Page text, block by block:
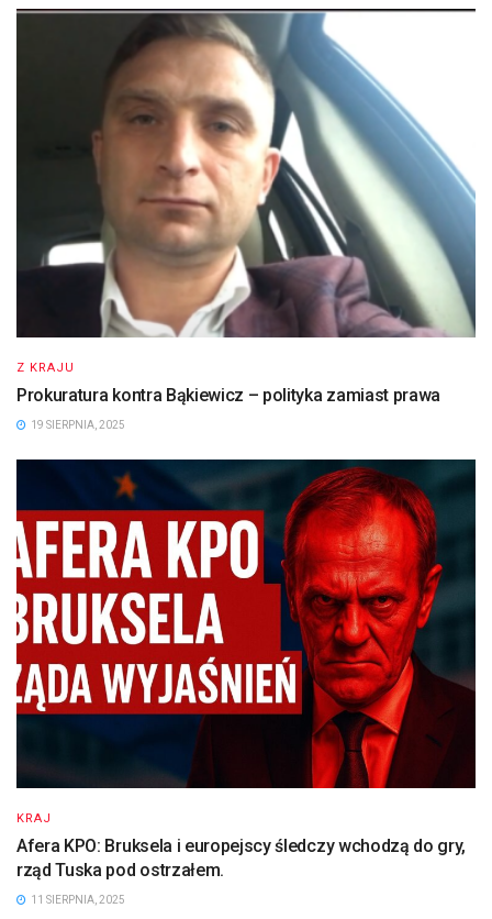
Z KRAJU
Prokuratura kontra Bąkiewicz – polityka zamiast prawa
19 SIERPNIA, 2025
KRAJ
Afera KPO: Bruksela i europejscy śledczy wchodzą do gry,
rząd Tuska pod ostrzałem.
11 SIERPNIA, 2025